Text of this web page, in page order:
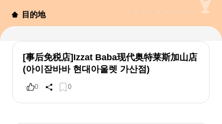
目的地
[事后免税店]Izzat Baba现代奥特莱斯加山店
(아이잗바바 현대아울렛 가산점)
0 0